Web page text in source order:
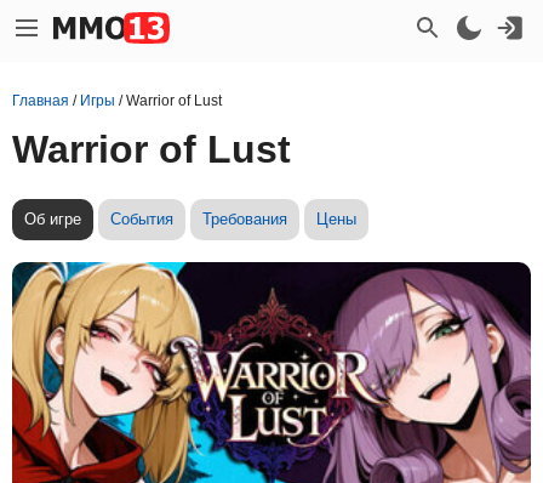
Главная / Игры /Warrior of Lust
Warrior of Lust
Об игре События Требования Цены